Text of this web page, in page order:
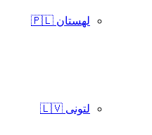
لهستان 🇵🇱
لتونی 🇱🇻